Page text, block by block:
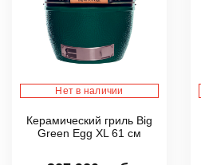
Нет в наличии
Керамический гриль Big
Green Egg XL 61 см